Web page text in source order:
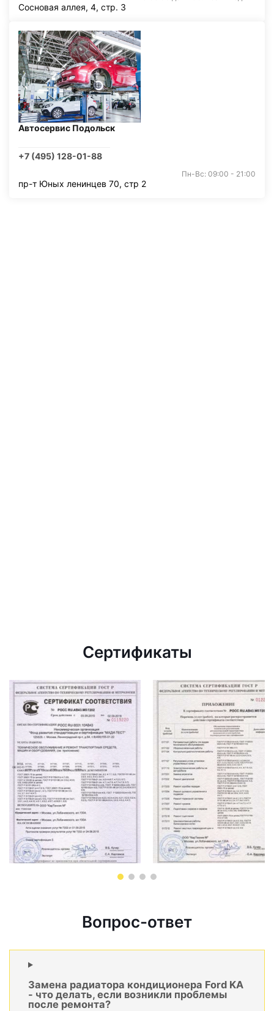
Сосновая аллея, 4, стр. 3
Автосервис Подольск
+7 (495) 128-01-88
Пн-Вс: 09:00 - 21:00
пр-т Юных ленинцев 70, стр 2
Сертификаты
Вопрос-ответ
Замена радиатора кондиционера Ford KA
- что делать, если возникли проблемы
после ремонта?